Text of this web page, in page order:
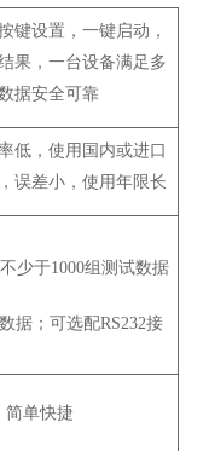
键设置，一键启动，
果，一台设备满足多
据安全可靠
低，使用国内或进口
误差小，使用年限长
少于1000组测试数据
据；可选配RS232接
简单快捷